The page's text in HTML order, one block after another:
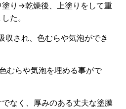
塗り→乾燥後、上塗りをして重
た。
収され、色むらや気泡ができ
むらや気泡を埋める事がで
なく、厚みのある丈夫な塗膜